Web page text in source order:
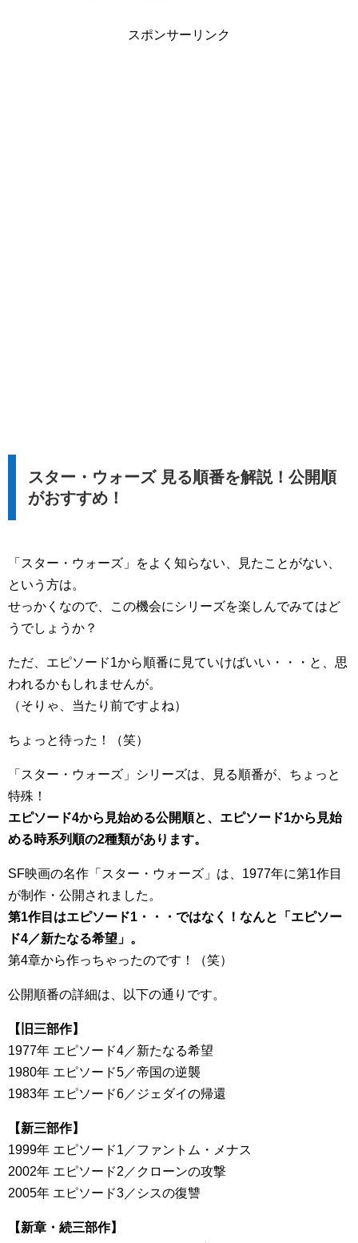
スポンサーリンク
スター・ウォーズ 見る順番を解説！公開順
がおすすめ！
「スター・ウォーズ」をよく知らない、見たことがない、
という方は。
せっかくなので、この機会にシリーズを楽しんでみてはど
うでしょうか？
ただ、エピソード1から順番に見ていけばいい・・・と、思
われるかもしれませんが。
（そりゃ、当たり前ですよね）
ちょっと待った！（笑）
「スター・ウォーズ」シリーズは、見る順番が、ちょっと
特殊！
エピソード4から見始める公開順と、エピソード1から見始
める時系列順の2種類があります。
SF映画の名作「スター・ウォーズ」は、1977年に第1作目
が制作・公開されました。
第1作目はエピソード1・・・ではなく！なんと「エピソー
ド4／新たなる希望」。
第4章から作っちゃったのです！（笑）
公開順番の詳細は、以下の通りです。
【旧三部作】
1977年 エピソード4／新たなる希望
1980年 エピソード5／帝国の逆襲
1983年 エピソード6／ジェダイの帰還
【新三部作】
1999年 エピソード1／ファントム・メナス
2002年 エピソード2／クローンの攻撃
2005年 エピソード3／シスの復讐
【新章・続三部作】